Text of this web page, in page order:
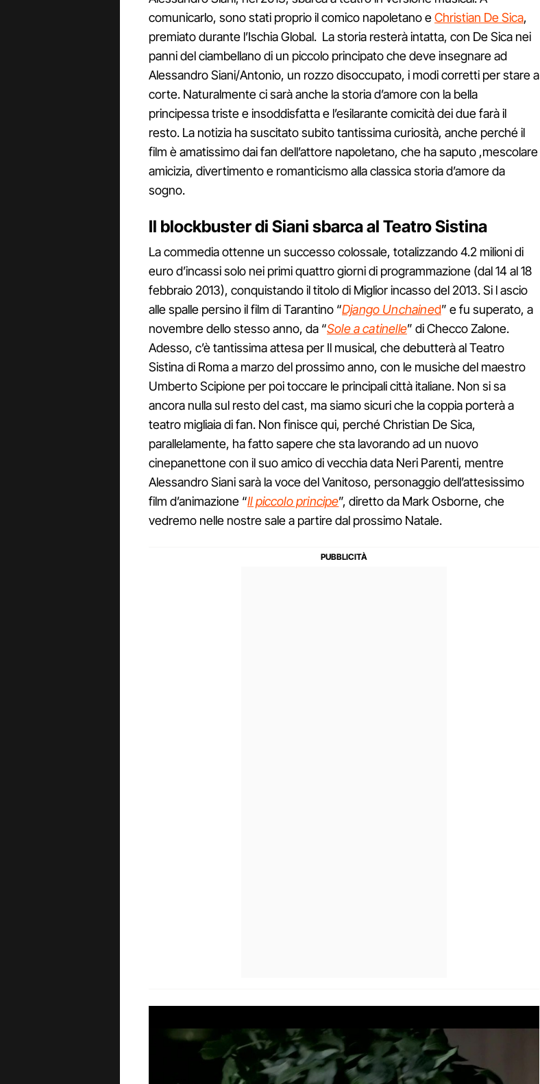
comunicarlo, sono stati proprio il comico napoletano eChristian De Sica,
premiato durante l’Ischia Global. La storia resterà intatta, con De Sica nei
panni del ciambellano di un piccolo principato che deve insegnare ad
Alessandro Siani/Antonio, un rozzo disoccupato, i modi corretti per stare a
corte. Naturalmente ci sarà anche la storia d’amore con la bella
principessa triste e insoddisfatta e l’esilarante comicità dei due farà il
resto. La notizia ha suscitato subito tantissima curiosità, anche perché il
film è amatissimo dai fan dell’attore napoletano, che ha saputo ,mescolare
amicizia, divertimento e romanticismo alla classica storia d’amore da
sogno.
Il blockbuster di Siani sbarca al Teatro Sistina
La commedia ottenne un successo colossale, totalizzando 4.2 milioni di
euro d’incassi solo nei primi quattro giorni di programmazione (dal 14 al 18
febbraio 2013), conquistando il titolo di Miglior incasso del 2013. Si l ascio
alle spalle persino il film di Tarantino “Django Unchained” e fu superato, a
novembre dello stesso anno, da “Sole a catinelle” di Checco Zalone.
Adesso, c’è tantissima attesa per Il musical, che debutterà al Teatro
Sistina di Roma a marzo del prossimo anno, con le musiche del maestro
Umberto Scipione per poi toccare le principali città italiane. Non si sa
ancora nulla sul resto del cast, ma siamo sicuri che la coppia porterà a
teatro migliaia di fan. Non finisce qui, perché Christian De Sica,
parallelamente, ha fatto sapere che sta lavorando ad un nuovo
cinepanettone con il suo amico di vecchia data Neri Parenti, mentre
Alessandro Siani sarà la voce del Vanitoso, personaggio dell’attesissimo
film d’animazione “Il piccolo principe”, diretto da Mark Osborne, che
vedremo nelle nostre sale a partire dal prossimo Natale.